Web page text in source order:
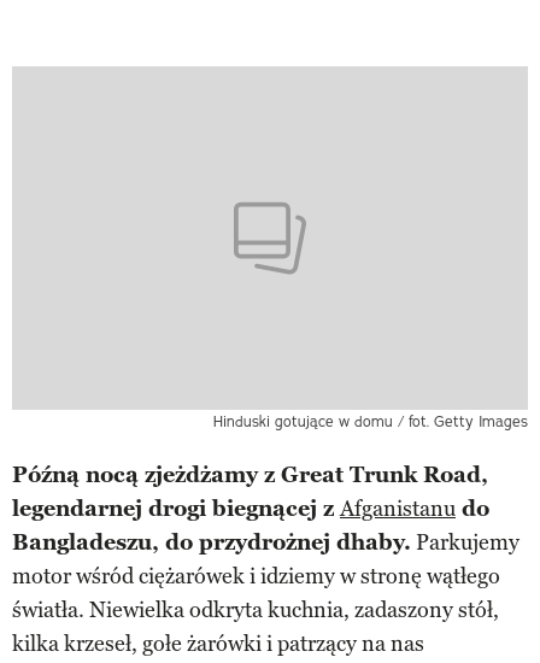
Hinduski gotujące w domu / fot. Getty Images
Późną nocą zjeżdżamy z Great Trunk Road,
legendarnej drogi biegnącej zAfganistanu do
Bangladeszu, do przydrożnej dhaby. Parkujemy
motor wśród ciężarówek i idziemy w stronę wątłego
światła. Niewielka odkryta kuchnia, zadaszony stół,
kilka krzeseł, gołe żarówki i patrzący na nas